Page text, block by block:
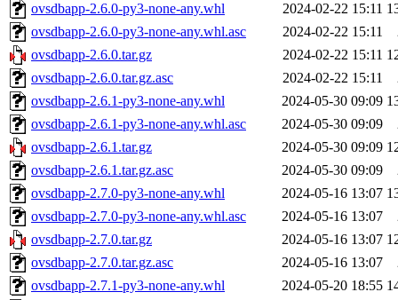
ovsdbapp-2.6.0-py3-none-any.whl
2024-02-22 15:11
ovsdbapp-2.6.0-py3-none-any.whl.asc
2024-02-22 15:11
ovsdbapp-2.6.0.tar.gz
2024-02-22 15:11
ovsdbapp-2.6.0.tar.gz.asc
2024-02-22 15:11
ovsdbapp-2.6.1-py3-none-any.whl
2024-05-30 09:09
ovsdbapp-2.6.1-py3-none-any.whl.asc
2024-05-30 09:09
ovsdbapp-2.6.1.tar.gz
2024-05-30 09:09
ovsdbapp-2.6.1.tar.gz.asc
2024-05-30 09:09
ovsdbapp-2.7.0-py3-none-any.whl
2024-05-16 13:07
ovsdbapp-2.7.0-py3-none-any.whl.asc
2024-05-16 13:07
ovsdbapp-2.7.0.tar.gz
2024-05-16 13:07
ovsdbapp-2.7.0.tar.gz.asc
2024-05-16 13:07
ovsdbapp-2.7.1-py3-none-any.whl
2024-05-20 18:55